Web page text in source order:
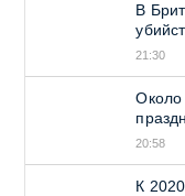
В
21:30
Около
20:58
К